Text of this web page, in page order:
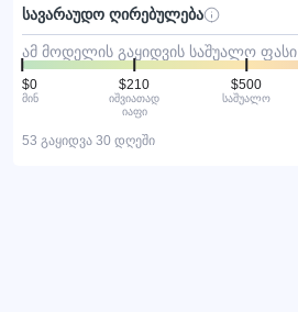
სავარაუდო ღირებულება
ამ მოდელის გაყიდვის საშუალო ფასი
$0
მინ
$210
იშვიათად
იაფი
$500
საშუალო
53 გაყიდვა 30 დღეში